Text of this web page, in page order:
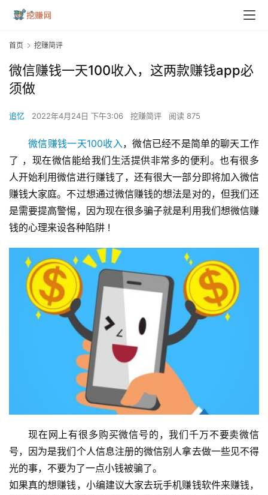
首页 挖赚简评
微信赚钱一天100收入，这两款赚钱app必
须做
追忆 2022年4月24日 下午3:06 挖赚简评 阅读 875
微信赚钱一天100收入，微信已经不是简单的聊天工作
了 ，现在微信能给我们生活提供非常多的便利。也有很多
人开始利用微信进行赚钱了，还有很大一部分即将加入微信
赚钱大家庭。不过想通过微信赚钱的想法是对的，但我们还
是需要提高警惕，因为现在很多骗子就是利用我们想微信赚
钱的心理来设各种陷阱 !
现在网上有很多购买微信号的，我们千万不要卖微信
号，因为是我们个人信息注册的微信别人拿去做一些见不得
光的事，不要为了一点小钱被骗了。
如果真的想赚钱，小编建议大家去玩手机赚钱软件来赚钱，